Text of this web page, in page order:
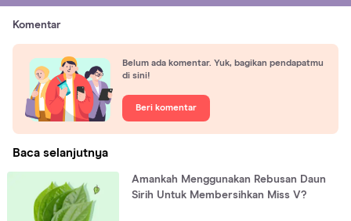
Komentar
Belum ada komentar. Yuk, bagikan pendapatmu
di sini!
Beri komentar
Baca selanjutnya
Amankah Menggunakan Rebusan Daun
Sirih Untuk Membersihkan Miss V?